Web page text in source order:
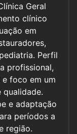
Geral
clínico
em
Perfil
profissional,
foco em um
qualidade.
e adaptação
períodos a
região.